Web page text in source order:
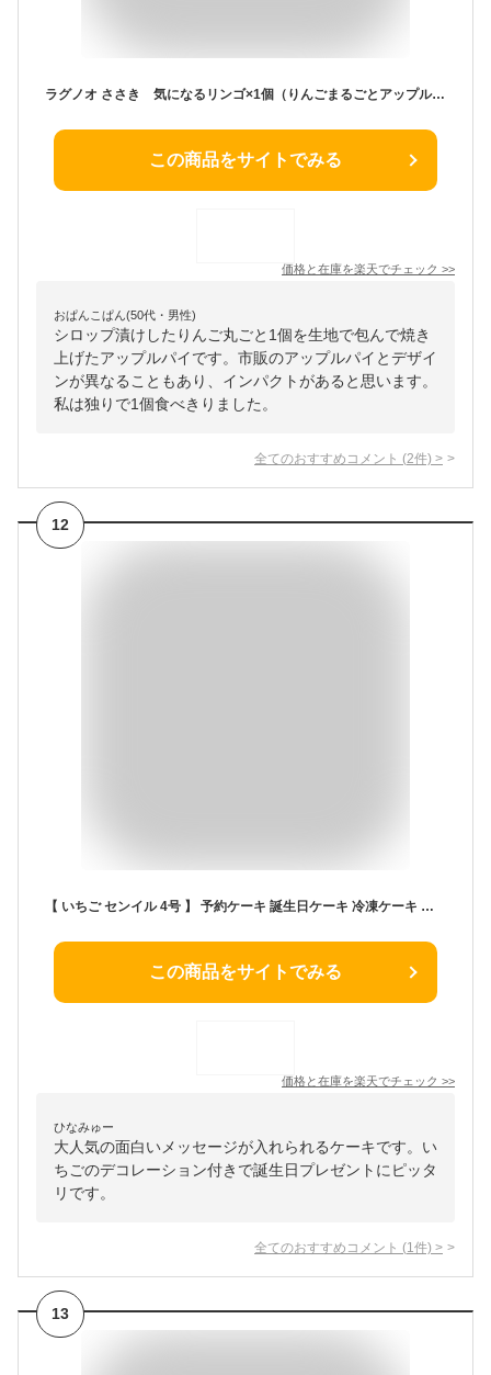
ラグノオ ささき 気になるリンゴ×1個（りんごまるごとアップルパイ）
この商品をサイトでみる
価格と在庫を楽天でチェック >>
おぱんこぱん(50代・男性)
シロップ漬けしたりんご丸ごと1個を生地で包んで焼き
上げたアップルパイです。市販のアップルパイとデザイ
ンが異なることもあり、インパクトがあると思います。
私は独りで1個食べきりました。
全てのおすすめコメント (2件) >
12
【 いちご センイル 4号 】 予約ケーキ 誕生日ケーキ 冷凍ケーキ ホールケーキ カラー カラフル かわいい バースデーケーキ 誕生日プレゼント 大人気 面白い メッセージ いちご デコレーション
この商品をサイトでみる
価格と在庫を楽天でチェック >>
ひなみゅー
大人気の面白いメッセージが入れられるケーキです。い
ちごのデコレーション付きで誕生日プレゼントにピッタ
リです。
全てのおすすめコメント (1 件) >
13